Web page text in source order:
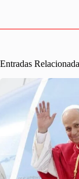
Entradas